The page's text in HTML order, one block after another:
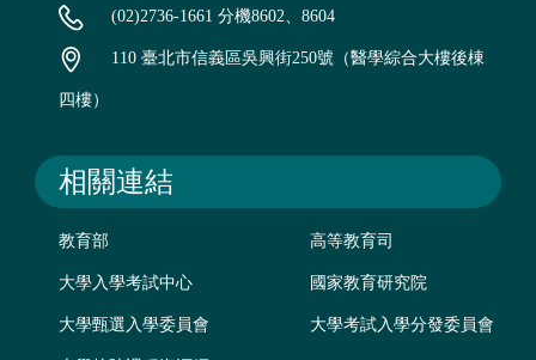
(02)2736-1661 分機8602、8604
110 臺北市信義區吳興街250號（醫學綜合大樓後棟
四樓）
相關連結
教育部 高等教育司
大學入學考試中心 國家教育研究院
大學甄選入學委員會 大學考試入學分發委員會